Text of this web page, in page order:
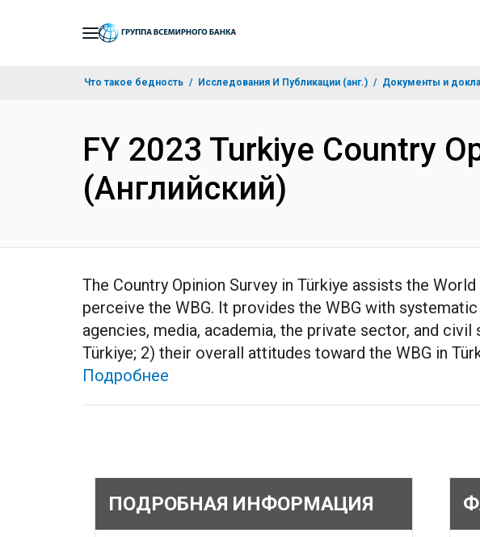
Что такое бедность Исследования И Публикации (анг.) Документы и
FY 2023 Turkiye Country
(Английский)
The Country Opinion Survey in Türkiye assists the
perceive the WBG. It provides the WBG with
agencies, media, academia, the private sector, and
Türkiye; 2) their overall attitudes toward the WBG in
Подробнее
ПОДРОБНАЯ ИНФОРМАЦИЯ